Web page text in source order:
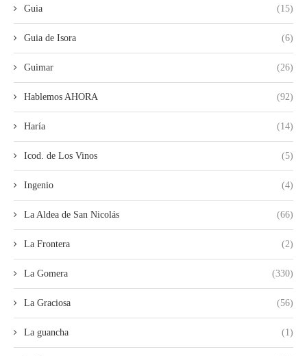
Guia (15)
Guia de Isora (6)
Guimar (26)
Hablemos AHORA (92)
Haría (14)
Icod. de Los Vinos (5)
Ingenio (4)
La Aldea de San Nicolás (66)
La Frontera (2)
La Gomera (330)
La Graciosa (56)
La guancha (1)